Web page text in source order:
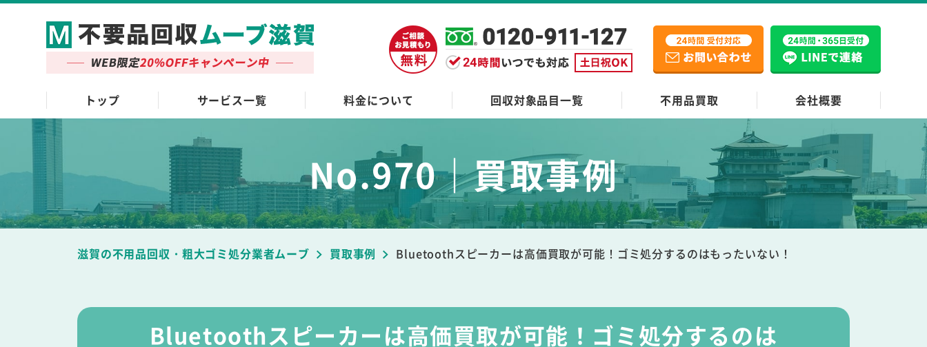
トップ サービス一覧 料金について 回収対象品目一覧 不用品買取 会社概要
No.970｜買取事例
滋賀の不用品回収・粗大ゴミ処分業者ムーブ 買取事例 Bluetoothスピーカーは高価買取が可能！ゴミ処分するのはもったいない！
Bluetoothスピーカーは高価買取が可能！ゴミ処分するのは